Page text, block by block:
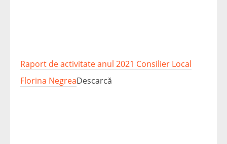
Raport de activitate anul 2021 Consilier Local
Florina NegreaDescarcă